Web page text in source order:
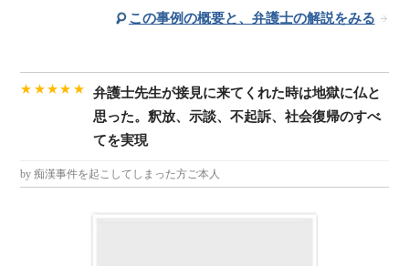
この事例の概要と、弁護士の解説をみる
弁護士先生が接見に来てくれた時は地獄に仏と
思った。釈放、示談、不起訴、社会復帰のすべ
てを実現
by 痴漢事件を起こしてしまった方ご本人
★★★★★